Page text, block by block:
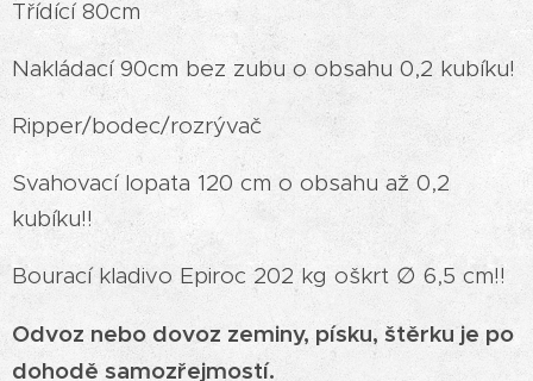
Třídící 80cm
Nakládací 90cm bez zubu o obsahu 0,2 kubíku!
Ripper/bodec/rozrývač
Svahovací lopata 120 cm o obsahu až 0,2
kubíku!!
Bourací kladivo Epiroc 202 kg oškrt ∅ 6,5 cm!!
Odvoz nebo dovoz zeminy, písku, štěrku je po
dohodě samozřejmostí.